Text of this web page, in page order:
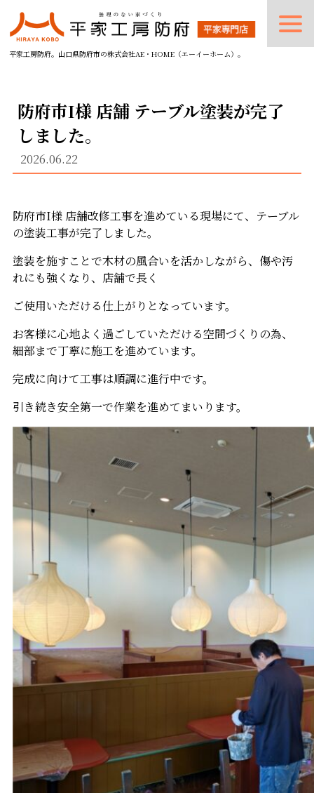
平家工房防府。山口県防府市の株式会社AE・HOME（エーイーホーム）。
防府市I様 店舗 テーブル塗装が完了
しました。
2026.06.22
防府市I様 店舗改修工事を進めている現場にて、テーブル
の塗装工事が完了しました。
塗装を施すことで木材の風合いを活かしながら、傷や汚
れにも強くなり、店舗で長く
ご使用いただける仕上がりとなっています。
お客様に心地よく過ごしていただける空間づくりの為、
細部まで丁寧に施工を進めています。
完成に向けて工事は順調に進行中です。
引き続き安全第一で作業を進めてまいります。